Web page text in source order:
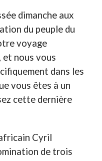
dimanche aux
du peuple du
voyage
nous vous
dans les
vous êtes à un
cette dernière
Cyril
de trois